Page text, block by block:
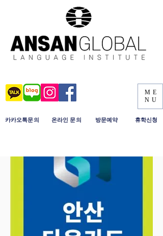
​카카오톡문의 ​온라인 문의 ​방문예약
ME
NU
휴학신청